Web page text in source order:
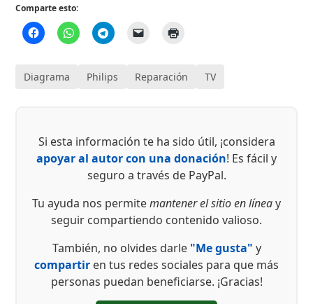
Comparte esto:
Diagrama Philips Reparación TV
Si esta información te ha sido útil, ¡considera
apoyar al autor con una donación! Es fácil y
seguro a través de PayPal.
Tu ayuda nos permitemantener el sitio en líneay
seguir compartiendo contenido valioso.
También, no olvides darle "Me gusta" y
compartir en tus redes sociales para que más
personas puedan beneficiarse. ¡Gracias!